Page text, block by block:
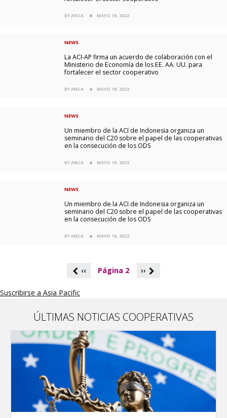
BY ANCA MAYO 19, 2022
NEWS
La ACI-AP firma un acuerdo de colaboración con el
Ministerio de Economía de los EE. AA. UU. para
fortalecer el sector cooperativo
BY ANCA MAYO 19, 2022
NEWS
Un miembro de la ACI de Indonesia organiza un
seminario del C20 sobre el papel de las cooperativas
en la consecución de los ODS
BY ANCA MAYO 10, 2022
NEWS
Un miembro de la ACI de Indonesia organiza un
seminario del C20 sobre el papel de las cooperativas
en la consecución de los ODS
BY ANCA MAYO 10, 2022
i
‹‹ Página 2 ››
Suscribirse a Asia Pacific
ÚLTIMAS NOTICIAS COOPERATIVAS